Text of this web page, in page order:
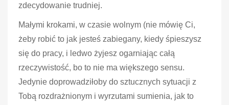
zdecydowanie trudniej.
Małymi krokami, w czasie wolnym (nie mówię Ci,
żeby robić to jak jesteś zabiegany, kiedy śpieszysz
się do pracy, i ledwo żyjesz ogarniając całą
rzeczywistość, bo to nie ma większego sensu.
Jedynie doprowadziłoby do sztucznych sytuacji z
Tobą rozdrażnionym i wyrzutami sumienia, jak to